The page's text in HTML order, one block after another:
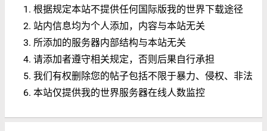
根据规定本站不提供任何国际版我的世界下载途径
站内信息均为个人添加，内容与本站无关
所添加的服务器内部结构与本站无关
请添加者遵守相关规定，否则后果自行承担
我们有权删除您的帖子包括不限于暴力、侵权、非法
本站仅提供我的世界服务器在线人数监控